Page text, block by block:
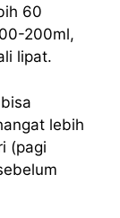
60
200ml,
lipat.
lebih
(pagi